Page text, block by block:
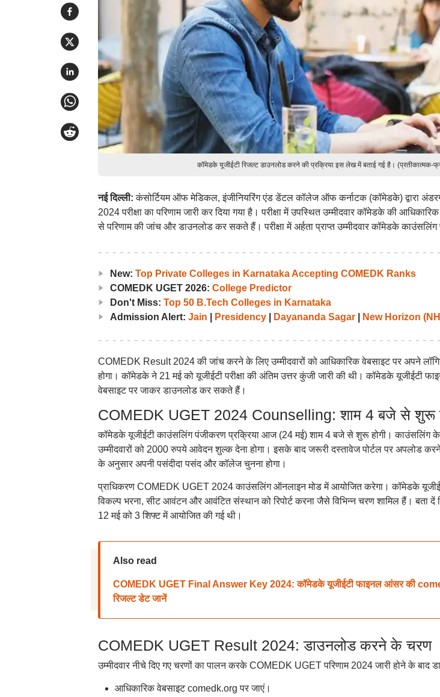
कॉमेडके यूजीईटी रिजल्ट डाउनलोड करने की प्रक्रिया इस लेख में बताई गई है। (प्रतीकात्मक-
नई दिल्ली:कंसोर्टियम ऑफ मेडिकल, इंजीनियरिंग एंड डेंटल कॉलेज ऑफ कर्नाटक (कॉमेडके) द्वारा
2024 परीक्षा का परिणाम जारी कर दिया गया है। परीक्षा में उपस्थित उम्मीदवार कॉमेडके की
से परिणाम की जांच और डाउनलोड कर सकते हैं। परीक्षा में अर्हता प्राप्त उम्मीदवार कॉमेडके काउंसलिंग
New: Top Private Colleges in Karnataka Accepting COMEDK Ranks
COMEDK UGET 2026: College Predictor
Don't Miss: Top 50 B.Tech Colleges in Karnataka
Admission Alert: Jain Presidency| Dayananda Sagar| New Horizon
COMEDK Result 2024 की जांच करने के लिए उम्मीदवारों को आधिकारिक वेबसाइट पर अपने
होगा। कॉमेडके ने 21 मई को यूजीईटी परीक्षा की अंतिम उत्तर कुंजी जारी की थी। कॉमेडके यूजीईटी
वेबसाइट पर जाकर डाउनलोड कर सकते हैं।
COMEDK UGET 2024 Counselling: शाम 4 बजे से शुरू
कॉमेडके यूजीईटी काउंसलिंग पंजीकरण प्रक्रिया आज (24 मई) शाम 4 बजे से शुरू होगी। काउंसलिंग
उम्मीदवारों को 2000 रुपये आवेदन शुल्क देना होगा। इसके बाद जरूरी दस्तावेज पोर्टल पर अपलोड करने
के अनुसार अपनी पसंदीदा पसंद और कॉलेज चुनना होगा।
प्राधिकरण COMEDK UGET 2024 काउंसलिंग ऑनलाइन मोड में आयोजित करेगा। कॉमेडके
विकल्प भरना, सीट आवंटन और आवंटित संस्थान को रिपोर्ट करना जैसे विभिन्न चरण शामिल हैं। बता दें
12 मई को 3 शिफ्ट में आयोजित की गई थी।
Also read
COMEDK UGET Final Answer Key 2024: कॉमेडके यूजीईटी फाइनल आंसर की
रिजल्ट डेट जानें
COMEDK UGET Result 2024: डाउनलोड करने के चरण
उम्मीदवार नीचे दिए गए चरणों का पालन करके COMEDK UGET परिणाम 2024 जारी होने के
आधिकारिक वेबसाइट comedk.org पर जाएं।